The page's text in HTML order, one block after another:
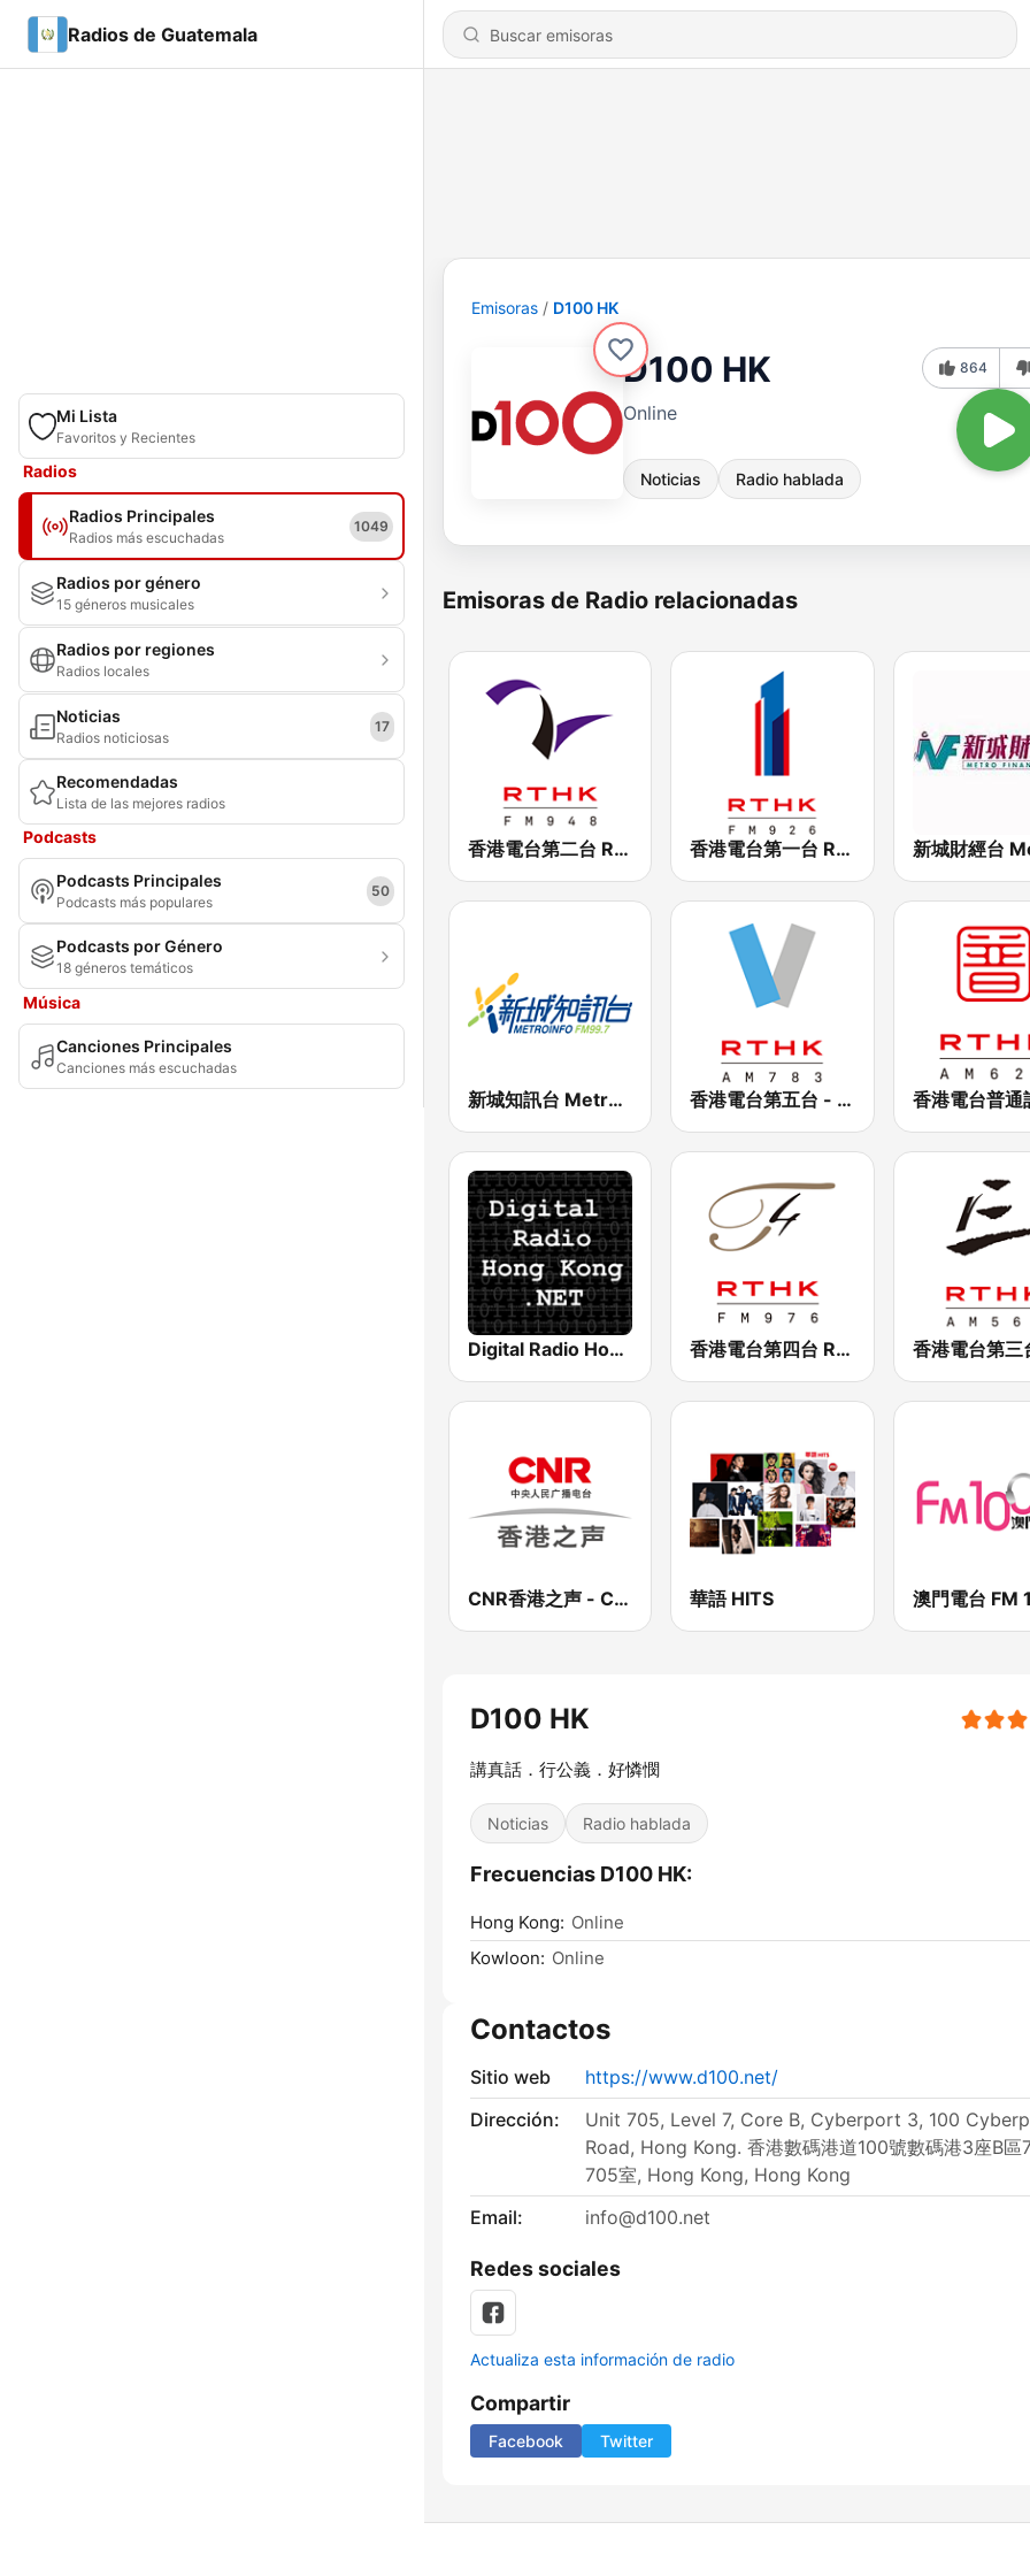
Radios de Guatemala
Mi Lista
Favoritos y Recientes
Radios
Radios Principales
Radios más escuchadas
1049
Radios por género
15 géneros musicales
Radios por regiones
Radios locales
Noticias
Radios noticiosas
17
Recomendadas
Lista de las mejores radios
Podcasts
Podcasts Principales
Podcasts más populares
50
Podcasts por Género
18 géneros temáticos
Música
Canciones Principales
Canciones más escuchadas
Emisoras D100 HK
D100 HK
Online
Noticias Radio hablada
864
Emisoras de Radio relacionadas
香港電台第二台 RTHK Radio 2 香港電台第一台 RTHK Radio 1
新城知訊台 MetroInfo FM99.7 香港電台第五台 - RTHK Radio 5
Digital Radio Hong Kong 香港電台第四台 RTHK Radio 4
CNR香港之声 - CNR Voice of Hong Kong 華語 HITS 澳門電台 FM
D100 HK
講真話．行公義．好憐憫
Noticias Radio hablada
Frecuencias D100 HK:
Hong Kong: Online
Kowloon: Online
Contactos
Sitio web
https://www.d100.net/
Dirección:
Unit 705, Level 7, Core B, Cyberport 3, 100
Road, Hong Kong. 香港數碼港道100號數碼港3座B區
705室, Hong Kong, Hong Kong
Email:
info@d100.net
Redes sociales
Actualiza esta información de radio
Compartir
Facebook Twitter